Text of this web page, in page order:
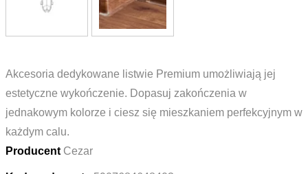
Akcesoria dedykowane listwie Premium umożliwiają jej
estetyczne wykończenie. Dopasuj zakończenia w
jednakowym kolorze i ciesz się mieszkaniem perfekcyjnym w
każdym calu.
Producent Cezar